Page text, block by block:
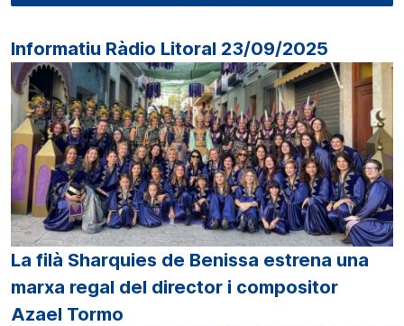
Informatiu Ràdio Litoral 23/09/2025
La filà Sharquies de Benissa estrena una
marxa regal del director i compositor
Azael Tormo